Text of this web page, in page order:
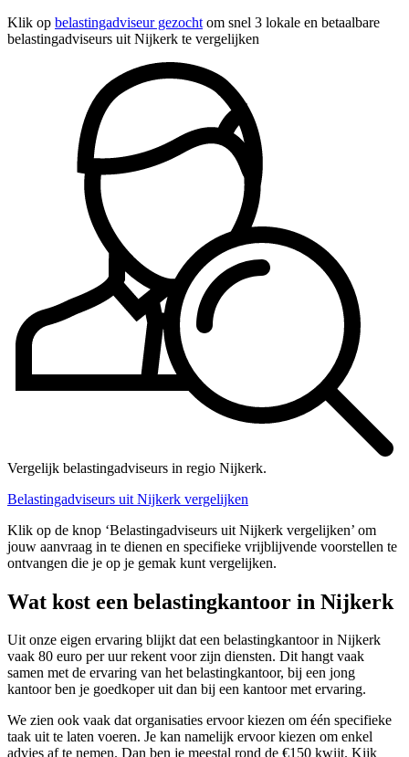
Klik op belastingadviseur gezocht om snel 3 lokale en betaalbare
belastingadviseurs uit Nijkerk te vergelijken
Vergelijk belastingadviseurs in regio Nijkerk.
Belastingadviseurs uit Nijkerk vergelijken
Klik op de knop ‘Belastingadviseurs uit Nijkerk vergelijken’ om
jouw aanvraag in te dienen en specifieke vrijblijvende voorstellen te
ontvangen die je op je gemak kunt vergelijken.
Wat kost een belastingkantoor in Nijkerk
Uit onze eigen ervaring blijkt dat een belastingkantoor in Nijkerk
vaak 80 euro per uur rekent voor zijn diensten. Dit hangt vaak
samen met de ervaring van het belastingkantoor, bij een jong
kantoor ben je goedkoper uit dan bij een kantoor met ervaring.
We zien ook vaak dat organisaties ervoor kiezen om één specifieke
taak uit te laten voeren. Je kan namelijk ervoor kiezen om enkel
advies af te nemen. Dan ben je meestal rond de €150 kwijt. Kijk